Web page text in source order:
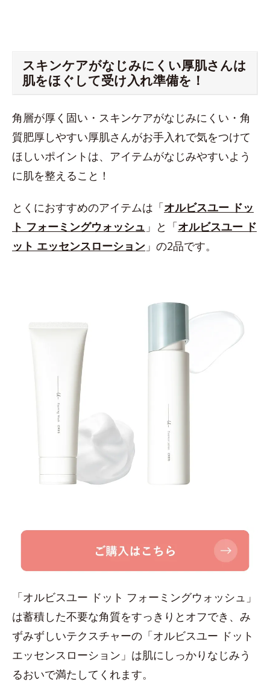
スキンケアがなじみにくい厚肌さんは
肌をほぐして受け入れ準備を！
角層が厚く固い・スキンケアがなじみにくい・角
質肥厚しやすい厚肌さんがお手入れで気をつけて
ほしいポイントは、アイテムがなじみやすいよう
に肌を整えること！
とくにおすすめのアイテムは「オルビスユー ドッ
ト フォーミングウォッシュ 」と「オルビスユー ド
ット エッセンスローション 」の2品です。
「オルビスユー ドット フォーミングウォッシュ」
は蓄積した不要な角質をすっきりとオフでき、み
ずみずしいテクスチャーの「オルビスユー ドット
エッセンスローション」は肌にしっかりなじみう
るおいで満たしてくれます。